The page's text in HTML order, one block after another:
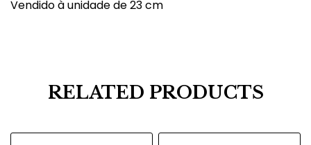
Vendido à unidade de 23 cm
RELATED PRODUCTS